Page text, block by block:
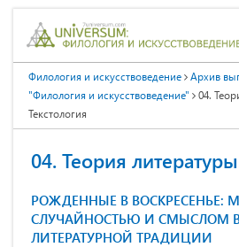
Филология и искусствоведение
Архив
"Филология и искусствоведение"
04.
Текстология
04. Теория
РОЖДЕННЫЕ В ВОСКРЕСЕНЬЕ:
СЛУЧАЙНОСТЬЮ И СМЫСЛОМ В
ЛИТЕРАТУРНОЙ ТРАДИЦИИ